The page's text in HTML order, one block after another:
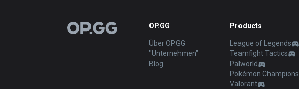
OP.GG OP.GG
Über OP.GG
"Unternehmen"
Blog
Products
League of Legends
Teamfight Tactics
Palworld
Pokémon Champions
Valorant